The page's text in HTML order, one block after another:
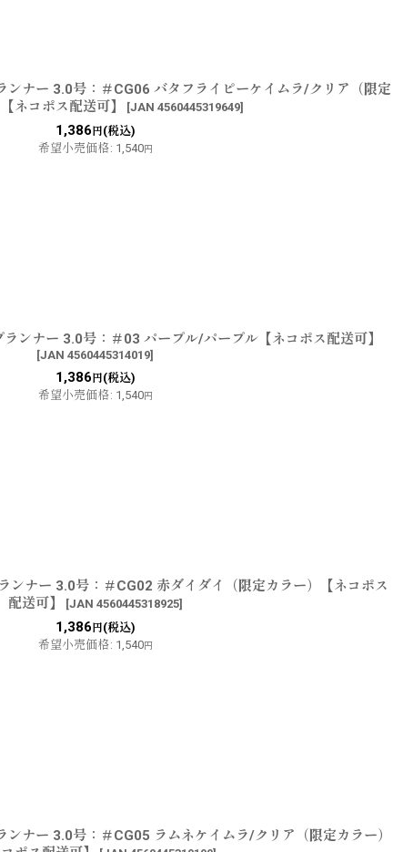
ンナー 3.0号：＃CG06 バタフライピーケイムラ/クリア（限定
ネコポス配送可】
[JAN 4560445319649]
1,386 円(税込)
希望小売価格: 1,540円
ンナー 3.0号：＃03 パープル/パープル【ネコポス配送可】
[JAN 4560445314019]
1,386 円(税込)
希望小売価格: 1,540円
ンナー 3.0号：＃CG02 赤ダイダイ（限定カラー）【ネコポス
配送可】
[JAN 4560445318925]
1,386 円(税込)
希望小売価格: 1,540円
ンナー 3.0号：＃CG05 ラムネケイムラ/クリア（限定カラー）